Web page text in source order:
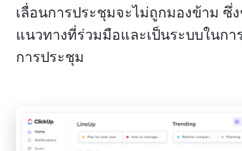
เลื่อนการประชุมจะไม่ถูกมองข้าม ซึ่
แนวทางที่ร่วมมือและเป็นระบบในกา
การประชุม